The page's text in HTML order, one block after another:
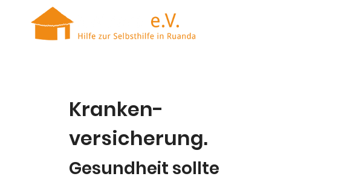
Kranken-
versicherung.
Gesundheit sollte